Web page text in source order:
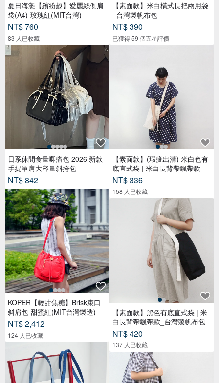
夏日海灘【繽紛趣】愛麗絲側肩
袋(A4)-玫瑰紅(MIT台灣)
NT$ 760
83 人已收藏
日系休閒食量唧痛包 2026 新款
手提單肩大容量斜挎包
NT$ 842
KOPER【輕甜焦糖】Brisk束口
斜肩包-甜蜜紅(MIT台灣製造)
NT$ 2,412
124 人已收藏
【素面款】米白橫式長把兩用袋
_台灣製帆布包
NT$ 390
已獲得 59 個五星評價
【素面款】(瑕疵出清) 米白色有
底直式袋 | 米白長背帶飄帶款
NT$ 336
158 人已收藏
【素面款】黑色有底直式袋 | 米
白長背帶飄帶款_台灣製帆布包
NT$ 420
137 人已收藏